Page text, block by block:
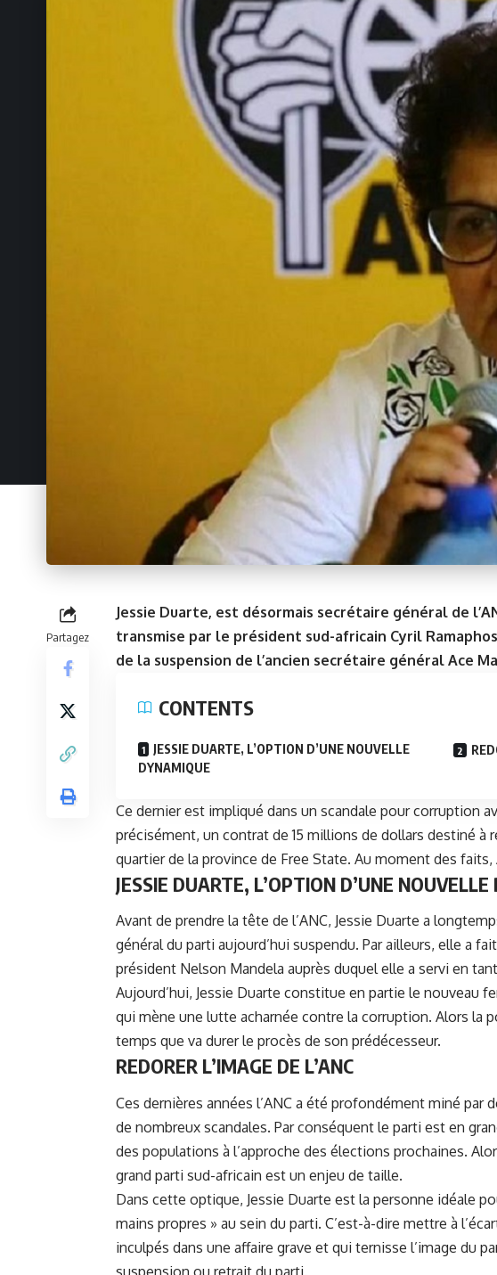
Partagez
Jessie Duarte, est désormais secrétaire général de
transmise par le président sud-africain Cyril
de la suspension de l’ancien secrétaire général Ace
CONTENTS
JESSIE DUARTE, L’OPTION D’UNE NOUVELLE
DYNAMIQUE
Ce dernier est impliqué dans un scandale pour corruption
précisément, un contrat de 15 millions de dollars destiné à
quartier de la province de Free State. Au moment des
JESSIE DUARTE, L’OPTION D’UNE
Avant de prendre la tête de l’ANC, Jessie Duarte a
général du parti aujourd’hui suspendu. Par ailleurs, elle a
président Nelson Mandela auprès duquel elle a servi en
Aujourd’hui, Jessie Duarte constitue en partie le nouveau
qui mène une lutte acharnée contre la corruption. Alors la
temps que va durer le procès de son prédécesseur.
REDORER L’IMAGE DE L’ANC
Ces dernières années l’ANC a été profondément miné par
de nombreux scandales. Par conséquent le parti est en
des populations à l’approche des élections prochaines.
grand parti sud-africain est un enjeu de taille.
Dans cette optique, Jessie Duarte est la personne idéale
mains propres » au sein du parti. C’est-à-dire mettre à
inculpés dans une affaire grave et qui ternisse l’image du
suspension ou retrait du parti.